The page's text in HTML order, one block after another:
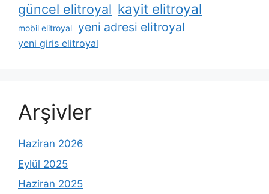
güncel elitroyal kayit elitroyal
mobil elitroyal yeni adresi elitroyal
yeni giris elitroyal
Arşivler
Haziran 2026
Eylül 2025
Haziran 2025